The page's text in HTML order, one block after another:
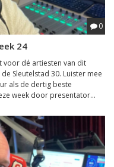
0
24
voor dé artiesten van dit
Sleutelstad 30. Luister mee
als de dertig beste
week door presentator...